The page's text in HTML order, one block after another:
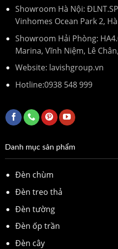
Showroom Hà Nội:
Vinhomes Ocean Park 2,
Showroom Hải Phòng:
Marina, Vĩnh Niệm, Lê
Website: lavishgroup.vn
Hotline:0938 548 999
Danh mục sản phẩm
Đèn chùm
Đèn treo thả
Đèn tường
Đèn ốp trần
Đèn cây